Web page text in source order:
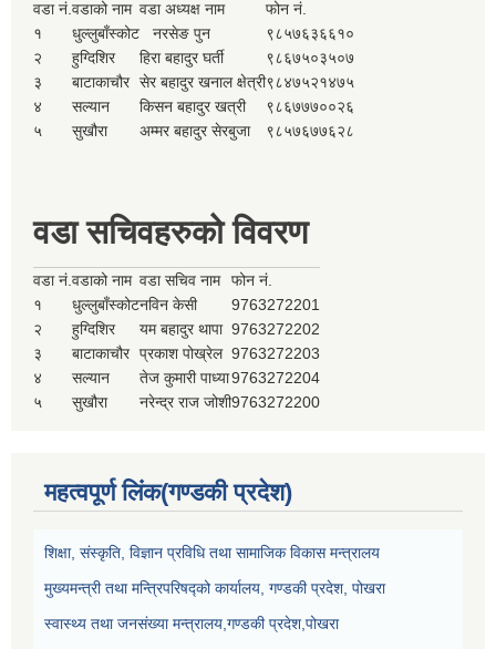
वडा नं.वडाको नाम वडा अध्यक्ष नाम
फोन नं.
१
धुल्लुबाँस्कोट नरसेङ पुन
९८५७६३६६१०
२
हुग्दिशिर हिरा बहादुर घर्ती
९८६७५०३५०७
३
बाटाकाचौर सेर बहादुर खनाल क्षेत्री९८४७५२१४७५
४
सल्यान किसन बहादुर खत्री
९८६७७७००२६
५
सुखौरा अम्मर बहादुर सेरबुजा ९८५७६७७६२८
वडा सचिवहरुको विवरण
वडा नं.वडाको नाम वडा सचिव नाम
फोन नं.
१
धुल्लुबाँस्कोटनविन केसी
9763272201
२
हुग्दिशिर यम बहादुर थापा 9763272202
३
बाटाकाचौर प्रकाश पोख्रेल 9763272203
४
सल्यान तेज कुमारी पाध्या9763272204
५
सुखौरा नरेन्द्र राज जोशी9763272200
महत्वपूर्ण लिंक(गण्डकी प्रदेश)
शिक्षा, संस्कृति, विज्ञान प्रविधि तथा सामाजिक विकास मन्त्रालय
मुख्यमन्त्री तथा मन्त्रिपरिषद्को कार्यालय, गण्डकी प्रदेश, पोखरा
स्वास्थ्य तथा जनसंख्या मन्त्रालय,गण्डकी प्रदेश,पोखरा